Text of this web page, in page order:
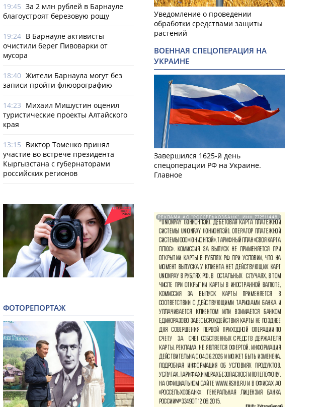
19:45 За 2 млн рублей в Барнауле
благоустроят березовую рощу
19:24 В Барнауле активисты
очистили берег Пивоварки от
мусора
18:40 Жители Барнаула могут без
записи пройти флюорографию
14:23 Михаил Мишустин оценил
туристические проекты Алтайского
края
13:15 Виктор Томенко принял
участие во встрече президента
Кыргызстана с губернаторами
российских регионов
ФОТОРЕПОРТАЖ
Уведомление о проведении
обработки средствами защиты
растений
ВОЕННАЯ СПЕЦОПЕРАЦИЯ НА
УКРАИНЕ
Завершился 1625-й день
спецоперации РФ на Украине.
Главное
РЕКЛАМА АО "РОССЕЛЬХОЗБАНК". ИНН 772511448.